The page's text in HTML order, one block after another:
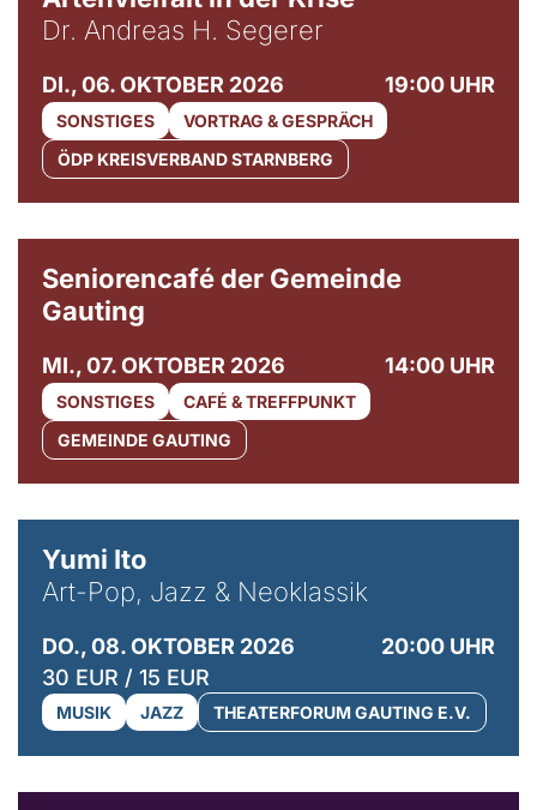
Dr. Andreas H. Segerer
DI., 06. OKTOBER 2026 19:00 UHR
SONSTIGES
VORTRAG & GESPRÄCH
ÖDP KREISVERBAND STARNBERG
Seniorencafé der Gemeinde
Gauting
MI., 07. OKTOBER 2026 14:00 UHR
SONSTIGES
CAFÉ & TREFFPUNKT
GEMEINDE GAUTING
Yumi Ito
Art-Pop, Jazz & Neoklassik
DO., 08. OKTOBER 2026
20:00 UHR
30 EUR / 15 EUR
MUSIK JAZZ THEATERFORUM GAUTING E.V.